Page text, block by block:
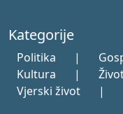
Kategorije
Politika |
Kultura
|
Vjerski život
|